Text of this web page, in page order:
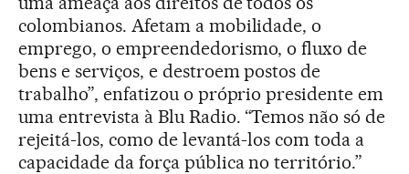
colombianos. Afetam a mobilidade, o
emprego, o empreendedorismo, o fluxo de
bens e serviços, e destroem postos de
trabalho”, enfatizou o próprio presidente em
uma entrevista à Blu Radio. “Temos não só de
rejeitá-los, como de levantá-los com toda a
capacidade da força pública no território.”